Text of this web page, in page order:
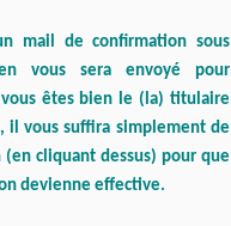
mail de confirmation sous
vous sera envoyé pour
êtes bien le (la) titulaire
il vous suffira simplement de
cliquant dessus) pour que
devienne effective.